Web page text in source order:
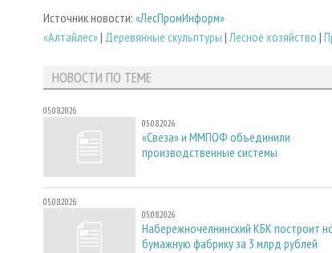
Источник новости: «ЛесПромИнформ»
«Алтайлес»| Деревянные скульптуры |Лесное хозяйство |
НОВОСТИ ПО ТЕМЕ
05.08.2026
05.08.2026
«Свеза» и ММПОФ объединили
производственные системы
05.08.2026
05.08.2026
Набережночелнинский КБК построит
бумажную фабрику за 3 млрд рублей